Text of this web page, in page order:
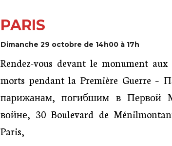
PARIS
Dimanche 29 octobre de 14h00 à 17h
Rendez-vous devant le monument aux
morts pendant la Première Guerre –
парижанам, погибшим в Первой
войне, 30 Boulevard de
Paris,